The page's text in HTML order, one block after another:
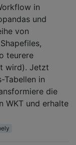
in
und
von
teurere
wird). Jetzt
Tabellen in
die
WKT und erhalte